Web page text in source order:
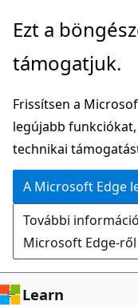
Ugrás
fő
Tovább
oldalon
navigációra
Ezt a
támogatjuk.
Frissítsen a
legújabb
technikai
A Microsoft Edge
További
Microsoft Edge-ről
Learn